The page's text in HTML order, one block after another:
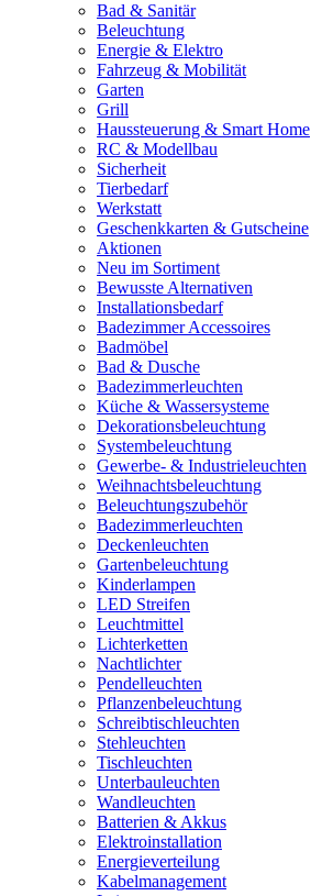
Bad & Sanitär
Beleuchtung
Energie & Elektro
Fahrzeug & Mobilität
Garten
Grill
Haussteuerung & Smart Home
RC & Modellbau
Sicherheit
Tierbedarf
Werkstatt
Geschenkkarten & Gutscheine
Aktionen
Neu im Sortiment
Bewusste Alternativen
Installationsbedarf
Badezimmer Accessoires
Badmöbel
Bad & Dusche
Badezimmerleuchten
Küche & Wassersysteme
Dekorationsbeleuchtung
Systembeleuchtung
Gewerbe- & Industrieleuchten
Weihnachtsbeleuchtung
Beleuchtungszubehör
Badezimmerleuchten
Deckenleuchten
Gartenbeleuchtung
Kinderlampen
LED Streifen
Leuchtmittel
Lichterketten
Nachtlichter
Pendelleuchten
Pflanzenbeleuchtung
Schreibtischleuchten
Stehleuchten
Tischleuchten
Unterbauleuchten
Wandleuchten
Batterien & Akkus
Elektroinstallation
Energieverteilung
Kabelmanagement